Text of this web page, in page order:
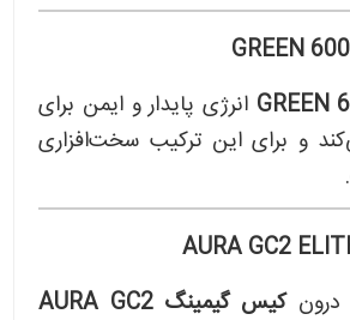
GREEN انرژی پایدار و ایمن برای
و برای این ترکیب سخت‌افزاری
درون
کیس گیمینگ AURA GC2